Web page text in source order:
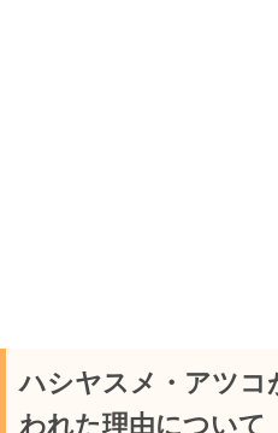
ハシヤスメ・アツコ
われた理由について